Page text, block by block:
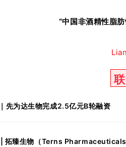
“中国非酒精性脂
Lian
联
先为达生物完成2.5亿元B轮融资
拓臻生物（Terns Pharmaceuticals